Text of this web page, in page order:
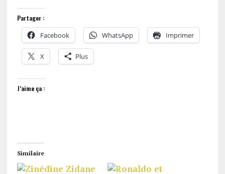
Partager :
Facebook WhatsApp Imprimer
X Plus
J’aime ça :
Similaire